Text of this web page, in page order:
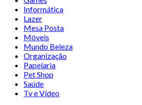
Informática
Lazer
Mesa Posta
Móveis
Mundo Beleza
Organização
Papelaria
Pet Shop
Saúde
Tv e Vídeo